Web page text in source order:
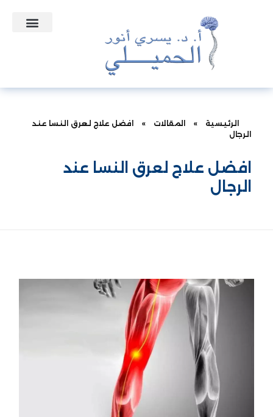
الرئيسية » المقالات »
افضل علاج لعرق النسا عند
الرجال
افضل علاج لعرق النسا عند
الرجال